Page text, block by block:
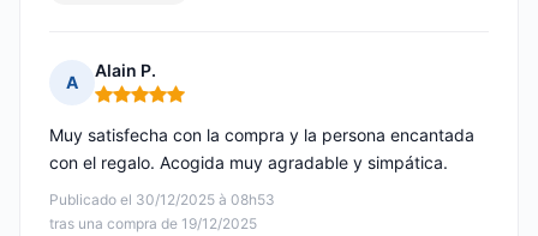
A
Alain P.
Nota: 5 de 5
Publicado el 30/12/2025 à 08h53
tras una compra de 19/12/2025
Muy satisfecha con la compra y la persona encantada
con el regalo. Acogida muy agradable y simpática.